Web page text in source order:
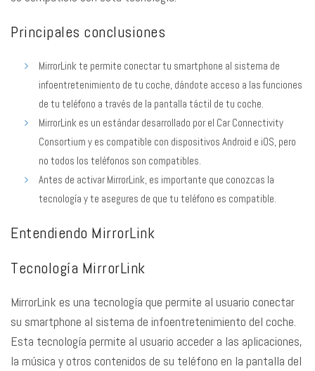
Principales conclusiones
MirrorLink te permite conectar tu smartphone al sistema de
infoentretenimiento de tu coche, dándote acceso a las funciones
de tu teléfono a través de la pantalla táctil de tu coche.
MirrorLink es un estándar desarrollado por el Car Connectivity
Consortium y es compatible con dispositivos Android e iOS, pero
no todos los teléfonos son compatibles.
Antes de activar MirrorLink, es importante que conozcas la
tecnología y te asegures de que tu teléfono es compatible.
Entendiendo MirrorLink
Tecnología MirrorLink
MirrorLink es una tecnología que permite al usuario conectar
su smartphone al sistema de infoentretenimiento del coche.
Esta tecnología permite al usuario acceder a las aplicaciones,
la música y otros contenidos de su teléfono en la pantalla del